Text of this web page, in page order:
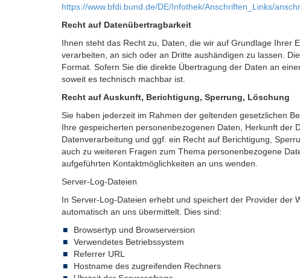
https://www.bfdi.bund.de/DE/Infothek/Anschriften_Links/
Recht auf Datenübertragbarkeit
Ihnen steht das Recht zu, Daten, die wir auf Grundlage Ihrer
verarbeiten, an sich oder an Dritte aushändigen zu lassen.
Format. Sofern Sie die direkte Übertragung der Daten an
soweit es technisch machbar ist.
Recht auf Auskunft, Berichtigung, Sperrung, Löschung
Sie haben jederzeit im Rahmen der geltenden gesetzlichen
Ihre gespeicherten personenbezogenen Daten, Herkunft der
Datenverarbeitung und ggf. ein Recht auf Berichtigung,
auch zu weiteren Fragen zum Thema personenbezogene
aufgeführten Kontaktmöglichkeiten an uns wenden.
Server-Log-Dateien
In Server-Log-Dateien erhebt und speichert der Provider der
automatisch an uns übermittelt. Dies sind:
Browsertyp und Browserversion
Verwendetes Betriebssystem
Referrer URL
Hostname des zugreifenden Rechners